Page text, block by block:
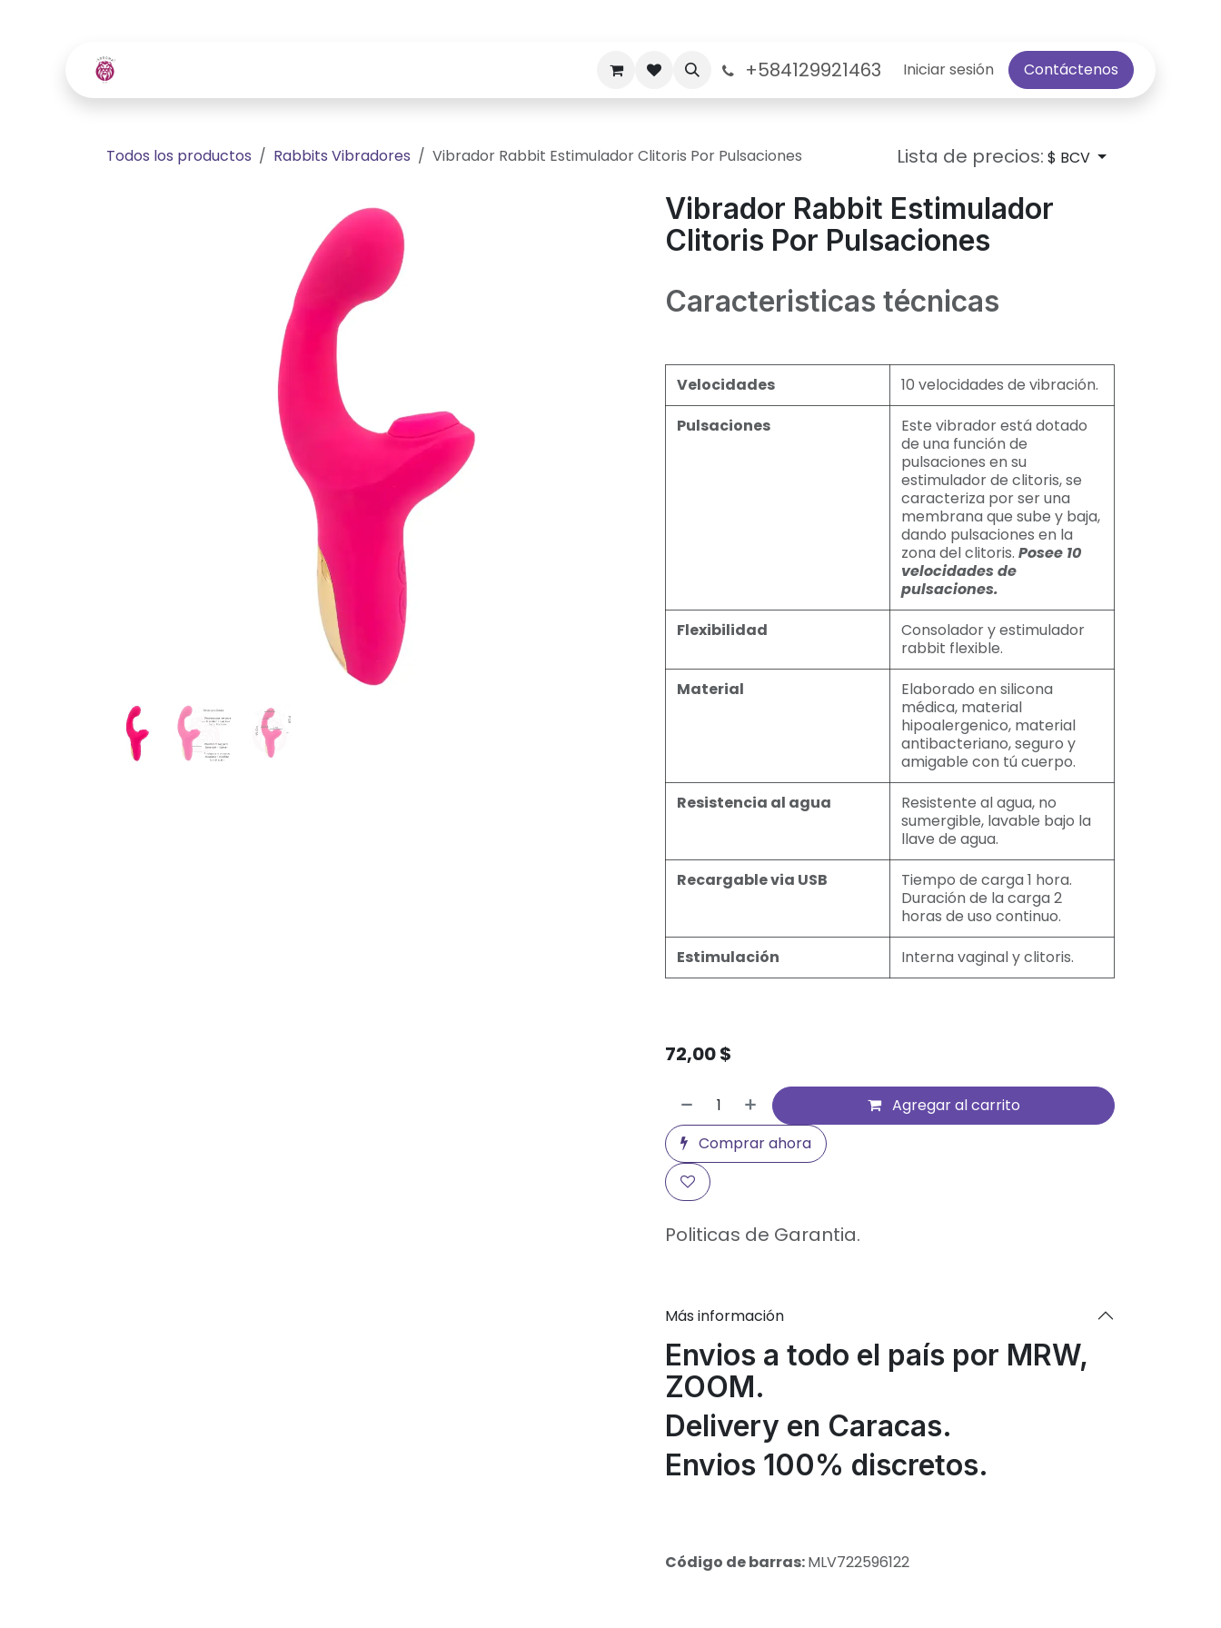
Politicas de Garantia Sobre nosotros+584129921463 Iniciar sesión Contáctenos
Todos los productos Rabbits Vibradores Vibrador Rabbit Estimulador Clitoris Por Pulsaciones Lista de precios: $ BCV
Vibrador Rabbit Estimulador
Clitoris Por Pulsaciones
Caracteristicas técnicas
Velocidades
10 velocidades de vibración.
Pulsaciones
Este vibrador está dotado
de una función de
pulsaciones en su
estimulador de clitoris, se
caracteriza por ser una
membrana que sube y baja,
dando pulsaciones en la
zona del clitoris. Posee 10
velocidades de
pulsaciones.
Flexibilidad
Consolador y estimulador
rabbit flexible.
Material
Elaborado en silicona
médica, material
hipoalergenico, material
antibacteriano, seguro y
amigable con tú cuerpo.
Resistencia al agua
Resistente al agua, no
sumergible, lavable bajo la
llave de agua.
Recargable via USB
Tiempo de carga 1 hora.
Duración de la carga 2
horas de uso continuo.
Estimulación
Interna vaginal y clitoris.
72,00$
Agregar al carrito
Comprar ahora
Politicas de Garantia.
Más información
Envios a todo el país por MRW,
ZOOM.
Delivery en Caracas.
Envios 100% discretos.
Código de barras:MLV722596122